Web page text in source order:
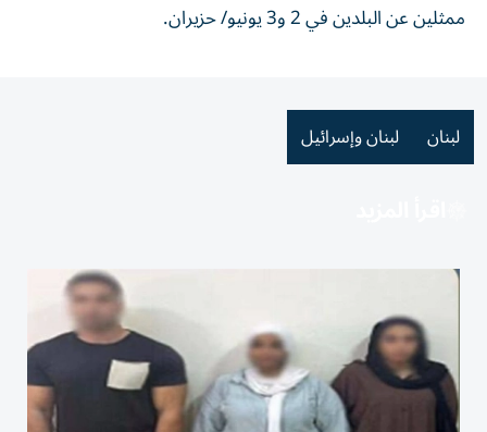
ممثلين عن البلدين في 2 و3 يونيو/ حزيران.
لبنان لبنان وإسرائيل